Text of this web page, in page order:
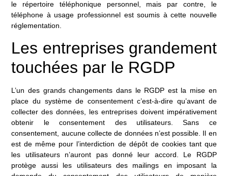
le répertoire téléphonique personnel, mais par contre, le
téléphone à usage professionnel est soumis à cette nouvelle
réglementation.
Les entreprises grandement
touchées par le RGDP
L’un des grands changements dans le RGDP est la mise en
place du système de consentement c’est-à-dire qu’avant de
collecter des données, les entreprises doivent impérativement
obtenir le consentement des utilisateurs. Sans ce
consentement, aucune collecte de données n’est possible. Il en
est de même pour l’interdiction de dépôt de cookies tant que
les utilisateurs n’auront pas donné leur accord. Le RGDP
protège aussi les utilisateurs des mailings en imposant la